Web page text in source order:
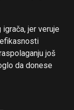
jer veruje
još
da donese